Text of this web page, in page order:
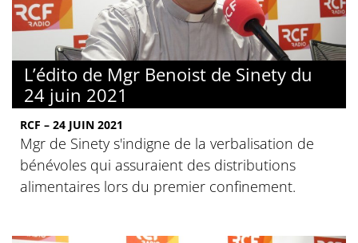
L’édito de Mgr Benoist de Sinety du
24 juin 2021
RCF – 24 JUIN 2021
Mgr de Sinety s'indigne de la verbalisation de
bénévoles qui assuraient des distributions
alimentaires lors du premier confinement.